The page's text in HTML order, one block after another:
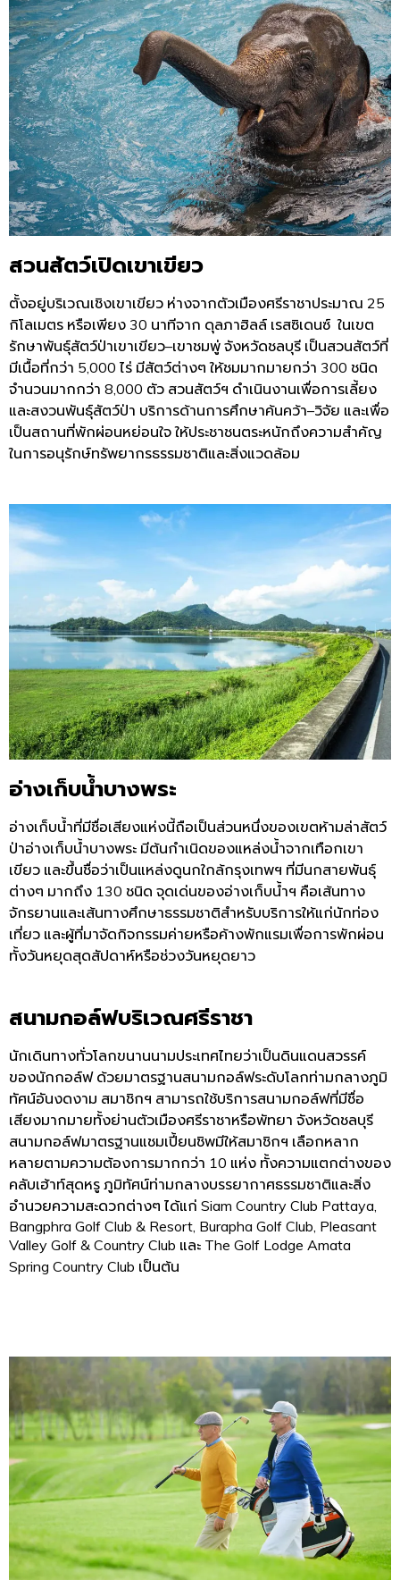
สวนสัตว์เปิดเขาเขียว
ตั้งอยู่บริเวณเชิงเขาเขียว ห่างจากตัวเมืองศรีราชาประมาณ 25
กิโลเมตร หรือเพียง 30 นาทีจาก ดุลภาฮิลล์ เรสซิเดนซ์ ในเขต
รักษาพันธุ์สัตว์ป่าเขาเขียว–เขาชมพู่ จังหวัดชลบุรี เป็นสวนสัตว์ที่
มีเนื้อที่กว่า 5,000 ไร่ มีสัตว์ต่างๆ ให้ชมมากมายกว่า 300 ชนิด
จำนวนมากกว่า 8,000 ตัว สวนสัตว์ฯ ดำเนินงานเพื่อการเลี้ยง
และสงวนพันธุ์สัตว์ป่า บริการด้านการศึกษาค้นคว้า–วิจัย และเพื่อ
เป็นสถานที่พักผ่อนหย่อนใจ ให้ประชาชนตระหนักถึงความสำคัญ
ในการอนุรักษ์ทรัพยากรธรรมชาติและสิ่งแวดล้อม
อ่างเก็บน้ำบางพระ
อ่างเก็บน้ำที่มีชื่อเสียงแห่งนี้ถือเป็นส่วนหนึ่งของเขตห้ามล่าสัตว์
ป่าอ่างเก็บน้ำบางพระ มีต้นกำเนิดของแหล่งน้ำจากเทือกเขา
เขียว และขึ้นชื่อว่าเป็นแหล่งดูนกใกล้กรุงเทพฯ ที่มีนกสายพันธุ์
ต่างๆ มากถึง 130 ชนิด จุดเด่นของอ่างเก็บน้ำฯ คือเส้นทาง
จักรยานและเส้นทางศึกษาธรรมชาติสำหรับบริการให้แก่นักท่อง
เที่ยว และผู้ที่มาจัดกิจกรรมค่ายหรือค้างพักแรมเพื่อการพักผ่อน
ทั้งวันหยุดสุดสัปดาห์หรือช่วงวันหยุดยาว
สนามกอล์ฟบริเวณศรีราชา
นักเดินทางทั่วโลกขนานนามประเทศไทยว่าเป็นดินแดนสวรรค์
ของนักกอล์ฟ ด้วยมาตรฐานสนามกอล์ฟระดับโลกท่ามกลางภูมิ
ทัศน์อันงดงาม สมาชิกฯ สามารถใช้บริการสนามกอล์ฟที่มีชื่อ
เสียงมากมายทั้งย่านตัวเมืองศรีราชาหรือพัทยา จังหวัดชลบุรี
สนามกอล์ฟมาตรฐานแชมเปี้ยนชิพมีให้สมาชิกฯ เลือกหลาก
หลายตามความต้องการมากกว่า 10 แห่ง ทั้งความแตกต่างของ
คลับเฮ้าท์สุดหรู ภูมิทัศน์ท่ามกลางบรรยากาศธรรมชาติและสิ่ง
อำนวยความสะดวกต่างๆ ได้แก่ Siam Country Club Pattaya,
Bangphra Golf Club & Resort, Burapha Golf Club, Pleasant
Valley Golf & Country Club และ The Golf Lodge Amata
Spring Country Club เป็นต้น